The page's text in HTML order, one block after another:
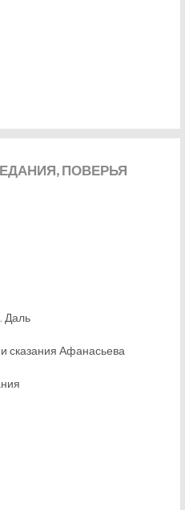
ПОВЕРЬЯ
Даль
сказания Афанасьева